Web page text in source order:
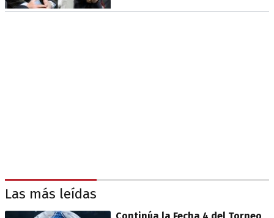
Las más leídas